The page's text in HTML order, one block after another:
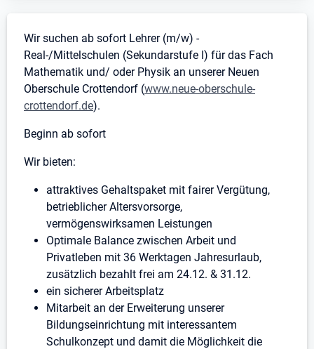
Stellenbeschreibung
Wir suchen ab sofort Lehrer (m/w) -
Real-/Mittelschulen (Sekundarstufe I) für das Fach
Mathematik und/ oder Physik an unserer Neuen
Oberschule Crottendorf (www.neue-oberschule-
crottendorf.de).
Beginn ab sofort
Wir bieten:
attraktives Gehaltspaket mit fairer Vergütung,
betrieblicher Altersvorsorge,
vermögenswirksamen Leistungen
Optimale Balance zwischen Arbeit und
Privatleben mit 36 Werktagen Jahresurlaub,
zusätzlich bezahlt frei am 24.12. & 31.12.
ein sicherer Arbeitsplatz
Mitarbeit an der Erweiterung unserer
Bildungseinrichtung mit interessantem
Schulkonzept und damit die Möglichkeit die